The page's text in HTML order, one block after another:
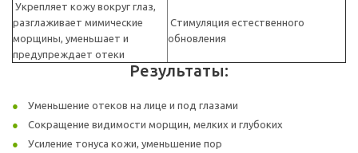
Укрепляет кожу вокруг глаз,
разглаживает мимические
морщины, уменьшает и
предупреждает отеки
Стимуляция естественного
обновления
Результаты:
Уменьшение отеков на лице и под глазами
Сокращение видимости морщин, мелких и глубоких
Усиление тонуса кожи, уменьшение пор